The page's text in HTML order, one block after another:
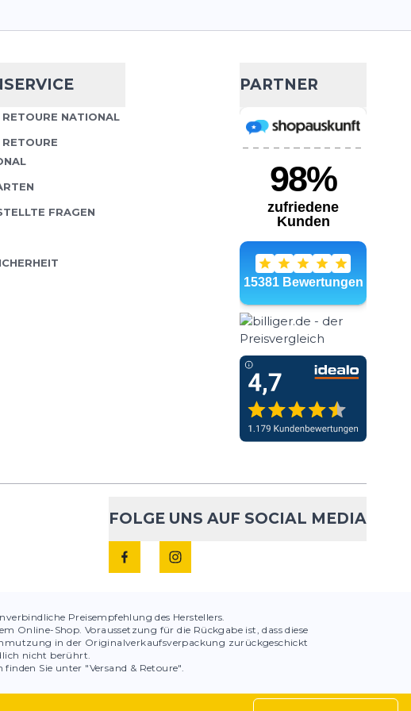
NATIONAL
FRAGEN
PARTNER
FOLGE UNS AUF SOCIAL MEDIA
Preisempfehlung des Herstellers.
Online-Shop. Voraussetzung für die Rückgabe ist, dass diese
in der Originalverkaufsverpackung zurückgeschickt
nicht berührt.
Sie unter "Versand & Retoure".